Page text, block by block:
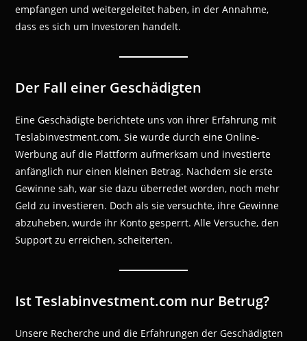
empfangen und weitergeleitet haben, in der Annahme,
dass es sich um Investoren handelt.
Der Fall einer Geschädigten
Eine Geschädigte berichtete uns von ihrer Erfahrung mit
Teslabinvestment.com. Sie wurde durch eine Online-
Werbung auf die Plattform aufmerksam und investierte
anfänglich nur einen kleinen Betrag. Nachdem sie erste
Gewinne sah, war sie dazu überredet worden, noch mehr
Geld zu investieren. Doch als sie versuchte, ihre Gewinne
abzuheben, wurde ihr Konto gesperrt. Alle Versuche, den
Support zu erreichen, scheiterten.
Ist Teslabinvestment.com nur Betrug?
Unsere Recherche und die Erfahrungen der Geschädigten